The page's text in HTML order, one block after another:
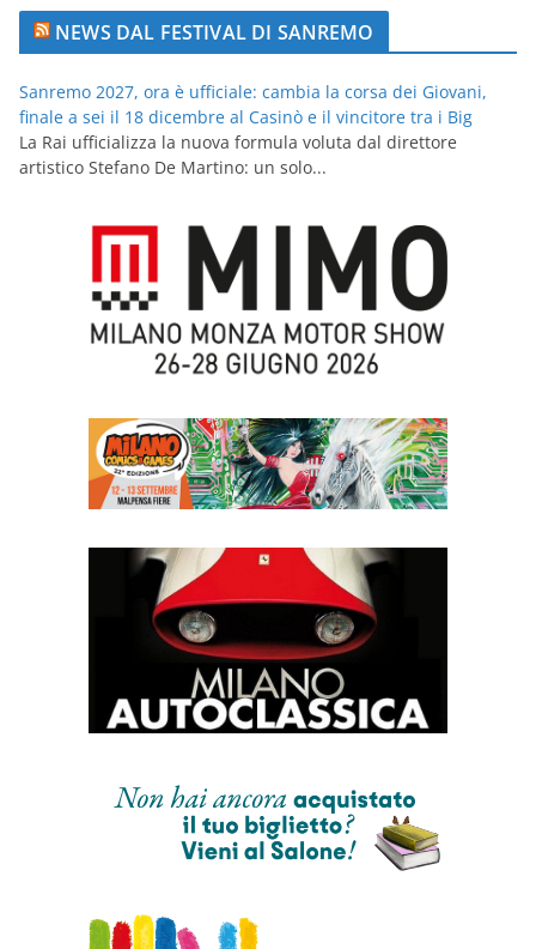
NEWS DAL FESTIVAL DI SANREMO
Sanremo 2027, ora è ufficiale: cambia la corsa dei Giovani,
finale a sei il 18 dicembre al Casinò e il vincitore tra i Big
La Rai ufficializza la nuova formula voluta dal direttore
artistico Stefano De Martino: un solo...